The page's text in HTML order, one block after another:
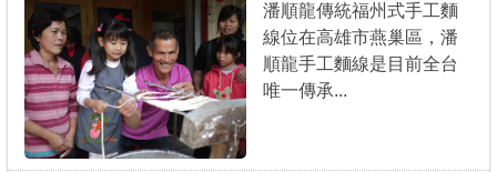
潘順龍傳統福州式手工麵
線位在高雄市燕巢區，潘
順龍手工麵線是目前全台
唯一傳承...